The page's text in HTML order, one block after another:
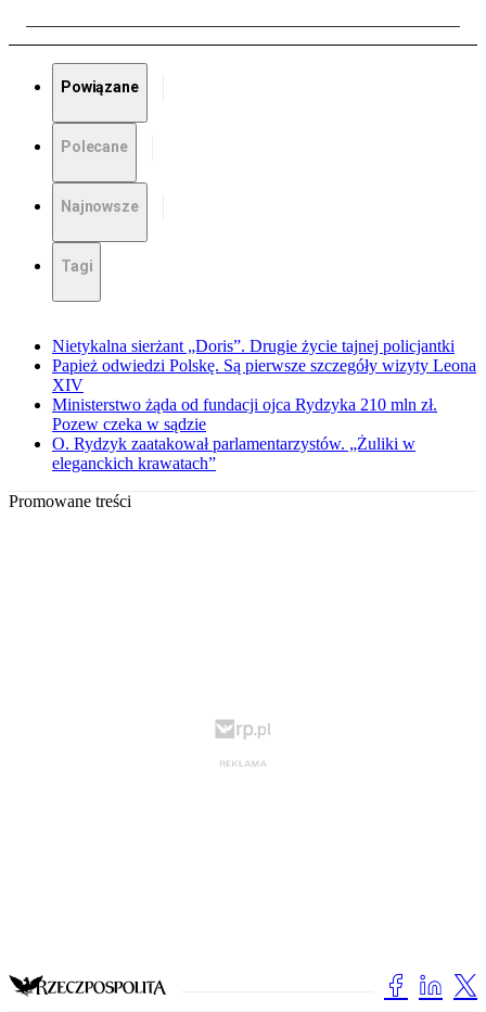
Powiązane
Polecane
Najnowsze
Tagi
Nietykalna sierżant „Doris”. Drugie życie tajnej policjantki
Papież odwiedzi Polskę. Są pierwsze szczegóły wizyty Leona
XIV
Ministerstwo żąda od fundacji ojca Rydzyka 210 mln zł.
Pozew czeka w sądzie
O. Rydzyk zaatakował parlamentarzystów. „Żuliki w
eleganckich krawatach”
Promowane treści